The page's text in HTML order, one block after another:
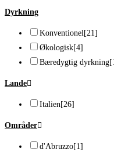
Dyrkning
Konventionel[21]
Økologisk[4]
Bæredygtig dyrkning
Lande
Italien[26]
Områder
d'Abruzzo[1]